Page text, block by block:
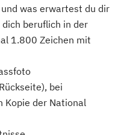
was erwartest du dir
beruflich in der
1.800 Zeichen mit
bei
Kopie der National